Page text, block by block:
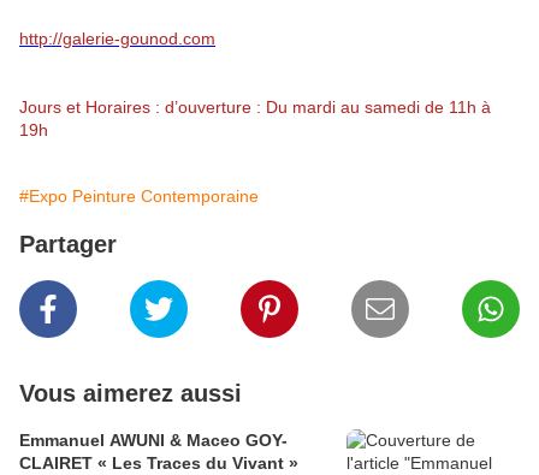
http://galerie-gounod.com
Jours et Horaires : d’ouverture : Du mardi au samedi de 11h à
19h
#Expo Peinture Contemporaine
Partager
Vous aimerez aussi
Emmanuel AWUNI & Maceo GOY-
CLAIRET « Les Traces du Vivant »